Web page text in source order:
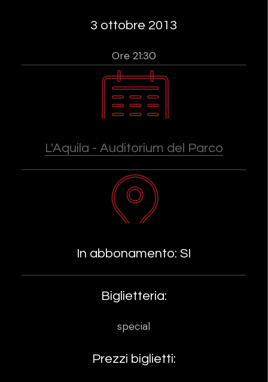
3 ottobre 2013
Ore 21:30
L'Aquila - Auditorium del Parco
In abbonamento: SI
Biglietteria:
special
Prezzi biglietti: